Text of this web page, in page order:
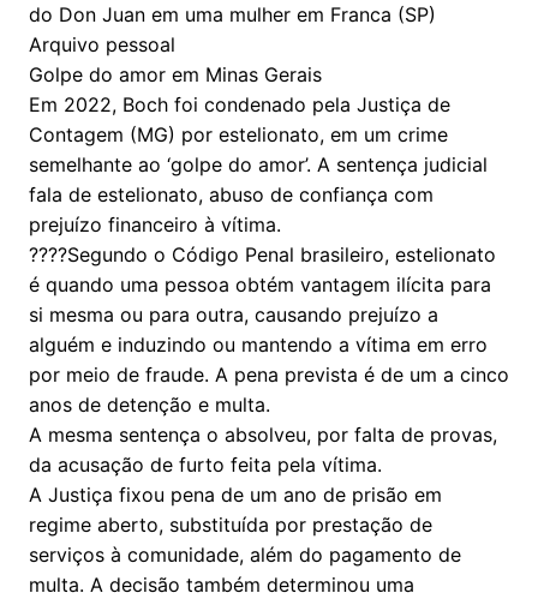
do Don Juan em uma mulher em Franca (SP)
Arquivo pessoal
Golpe do amor em Minas Gerais
Em 2022, Boch foi condenado pela Justiça de
Contagem (MG) por estelionato, em um crime
semelhante ao ‘golpe do amor’. A sentença judicial
fala de estelionato, abuso de confiança com
prejuízo financeiro à vítima.
????Segundo o Código Penal brasileiro, estelionato
é quando uma pessoa obtém vantagem ilícita para
si mesma ou para outra, causando prejuízo a
alguém e induzindo ou mantendo a vítima em erro
por meio de fraude. A pena prevista é de um a cinco
anos de detenção e multa.
A mesma sentença o absolveu, por falta de provas,
da acusação de furto feita pela vítima.
A Justiça fixou pena de um ano de prisão em
regime aberto, substituída por prestação de
serviços à comunidade, além do pagamento de
multa. A decisão também determinou uma